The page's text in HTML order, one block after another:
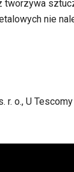
tworzywa
nie
r. o., U